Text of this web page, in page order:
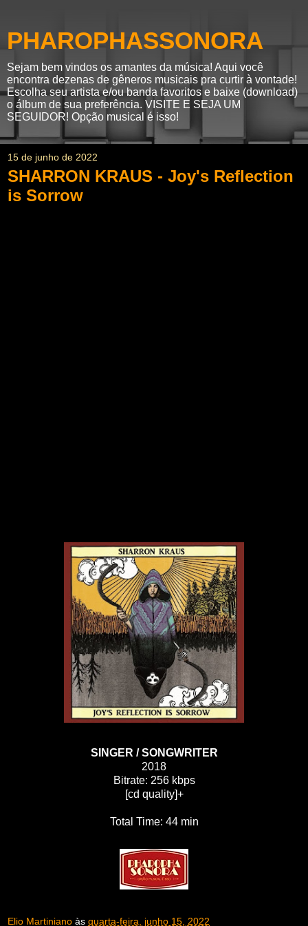
PHAROPHASSONORA
Sejam bem vindos os amantes da música! Aqui você
encontra dezenas de gêneros musicais pra curtir à vontade!
Escolha seu artista e/ou banda favoritos e baixe (download)
o álbum de sua preferência. VISITE E SEJA UM
SEGUIDOR! Opção musical é isso!
15 de junho de 2022
SHARRON KRAUS - Joy's Reflection
is Sorrow
SINGER / SONGWRITER
2018
Bitrate: 256 kbps
[cd quality]+
Total Time: 44 min
Elio Martiniano às quarta-feira, junho 15, 2022